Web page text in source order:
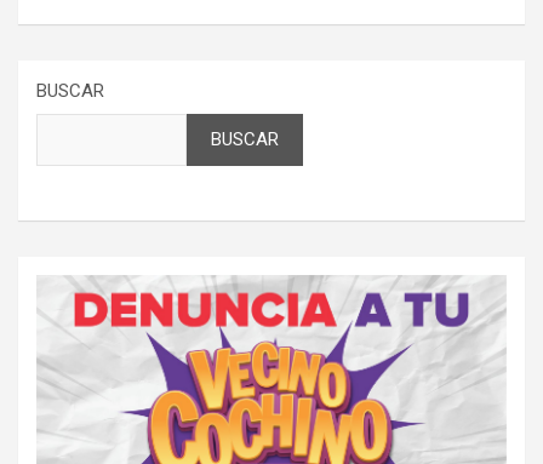
BUSCAR
BUSCAR